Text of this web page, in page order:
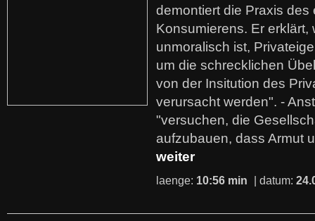
demontiert die Praxis des
Konsumierens. Er erklärt,
unmoralisch ist,
um die schrecklichen
von der Insitution des
verursacht werden". -
"versuchen, die
aufzubauen, dass Armut
weiter
laenge: 10:56 min | datum: